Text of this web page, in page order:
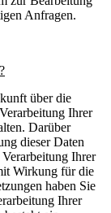
Anfragen.
über die
Ihrer
Darüber
dieser Daten
Ihrer
Wirkung für die
haben Sie
Ihrer